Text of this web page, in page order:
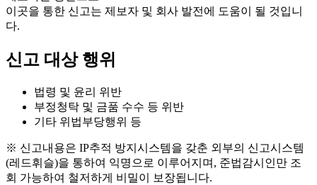
이곳을 통한 신고는 제보자 및 회사 발전에 도움이 될 것입니
다.
신고 대상 행위
법령 및 윤리 위반
부정청탁 및 금품 수수 등 위반
기타 위법부당행위 등
※ 신고내용은 IP추적 방지시스템을 갖춘 외부의 신고시스템
(레드휘슬)을 통하여 익명으로 이루어지며, 준법감시인만 조
회 가능하여 철저하게 비밀이 보장됩니다.